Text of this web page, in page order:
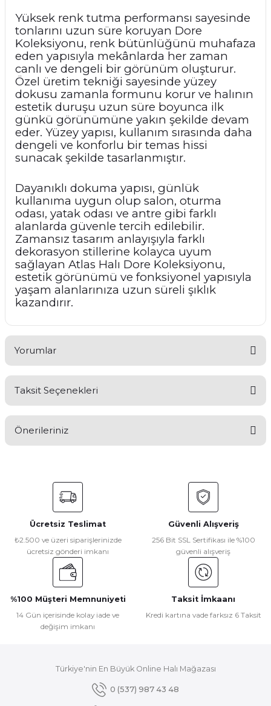
Yüksek renk tutma performansı sayesinde
tonlarını uzun süre koruyan Dore
Koleksiyonu, renk bütünlüğünü muhafaza
eden yapısıyla mekânlarda her zaman
canlı ve dengeli bir görünüm oluşturur.
Özel üretim tekniği sayesinde yüzey
dokusu zamanla formunu korur ve halının
estetik duruşu uzun süre boyunca ilk
günkü görünümüne yakın şekilde devam
eder. Yüzey yapısı, kullanım sırasında daha
dengeli ve konforlu bir temas hissi
sunacak şekilde tasarlanmıştır.
Dayanıklı dokuma yapısı, günlük
kullanıma uygun olup salon, oturma
odası, yatak odası ve antre gibi farklı
alanlarda güvenle tercih edilebilir.
Zamansız tasarım anlayışıyla farklı
dekorasyon stillerine kolayca uyum
sağlayan Atlas Halı Dore Koleksiyonu,
estetik görünümü ve fonksiyonel yapısıyla
yaşam alanlarınıza uzun süreli şıklık
kazandırır.
Yorumlar
Yorum Yaz
Taksit Seçenekleri
Önerileriniz
konularda yetersiz gördüğünüz noktaları öneri formunu
kullanarak tarafımıza iletebilirsiniz.
Görüş ve önerileriniz için teşekkür ederiz.
Ürün resmi kalitesiz, bozuk veya görüntülenemiyor.
Ürün açıklamasında eksik bilgiler bulunuyor.
Ürün bilgilerinde hatalar bulunuyor.
Ürün fiyatı diğer sitelerden daha pahalı.
Gönder
Ücretsiz Teslimat
₺2.500 ve üzeri siparişlerinizde
ücretsiz gönderi imkanı
Güvenli Alışveriş
256 Bit SSL Sertifikası ile %100
güvenli alışveriş
%100 Müşteri Memnuniyeti
14 Gün içerisinde kolay iade ve
değişim imkanı
Taksit İmkaanı
Kredi kartına vade farksız 6 Taksit
Türkiye'nin En Büyük Online Halı Mağazası
0 (537) 987 43 48